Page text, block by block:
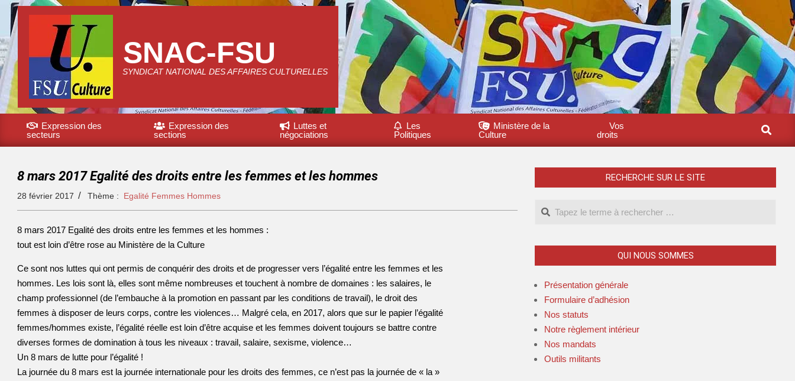
SNAC-FSU
SYNDICAT NATIONAL DES AFFAIRES CULTURELLES
Expression des
secteurs
Expression des
sections
Luttes et
négociations
Les
Politiques
Ministère de la
Culture
Vos
droits
8 mars 2017 Egalité des droits entre les femmes et les hommes
28 février 2017 Thème : Egalité Femmes Hommes
8 mars 2017 Egalité des droits entre les femmes et les hommes :
tout est loin d’être rose au Ministère de la Culture
Ce sont nos luttes qui ont permis de conquérir des droits et de progresser vers l’égalité entre les femmes et les
hommes. Les lois sont là, elles sont même nombreuses et touchent à nombre de domaines : les salaires, le
champ professionnel (de l’embauche à la promotion en passant par les conditions de travail), le droit des
femmes à disposer de leurs corps, contre les violences… Malgré cela, en 2017, alors que sur le papier l’égalité
femmes/hommes existe, l’égalité réelle est loin d’être acquise et les femmes doivent toujours se battre contre
diverses formes de domination à tous les niveaux : travail, salaire, sexisme, violence…
Un 8 mars de lutte pour l’égalité !
La journée du 8 mars est la journée internationale pour les droits des femmes, ce n’est pas la journée de « la »
RECHERCHE SUR LE SITE
QUI NOUS SOMMES
Présentation générale
Formulaire d’adhésion
Nos statuts
Notre règlement intérieur
Nos mandats
Outils militants